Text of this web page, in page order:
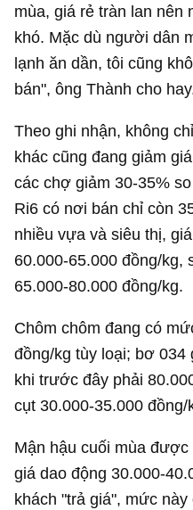
mùa, giá rẻ tràn lan nên
khó. Mặc dù người dân
lạnh ăn dần, tôi cũng
bán", ông Thành cho
Theo ghi nhận, không
khác cũng đang giảm
các chợ giảm 30-35%
Ri6 có nơi bán chỉ còn
nhiều vựa và siêu thị,
60.000-65.000 đồng/kg,
65.000-80.000 đồng/kg.
Chôm chôm đang có
đồng/kg tùy loại; bơ 034
khi trước đây phải
cụt 30.000-35.000 đồng/
Mận hậu cuối mùa
giá dao động 30.000-
khách "trả giá", mức